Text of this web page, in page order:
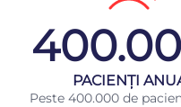
​PACIENȚI
Peste 400.000 de